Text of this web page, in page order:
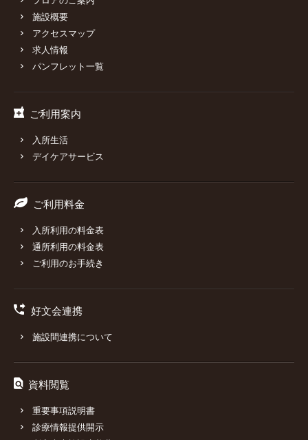
施設概要
アクセスマップ
求人情報
パンフレット一覧
ご利用案内
入所生活
デイケアサービス
ご利用料金
入所利用の料金表
通所利用の料金表
ご利用のお手続き
好文会連携
施設間連携について
資料閲覧
重要事項説明書
診療情報提供開示